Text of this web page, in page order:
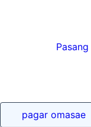
pagar omasae